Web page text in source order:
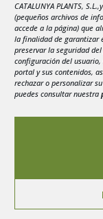
CATALUNYA PLANTS,
(pequeños archivos de
accede a la página) que
la finalidad de garantizar
preservar la seguridad
configuración del
portal y sus contenidos,
rechazar o personalizar
puedes consultar nuestra
3
4
10
11
17
18
24
25
31